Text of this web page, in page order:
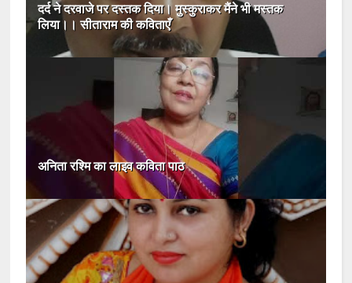
दर्द ने दरवाजे पर दस्तक दिया। मुस्कुराकर मैंने भी मस्तक
लिया।। सीताराम की कविताएँ
अनिता रश्मि का लाइव कविता पाठ